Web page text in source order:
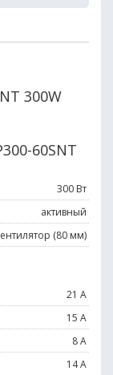
300W
60SNT
300 Вт
активный
(80 мм)
21 A
15 A
8 A
14 A